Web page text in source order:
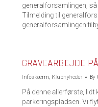
generalforsamlingen,
Tilmelding til
generalforsamlingen
GRAVEARBEJDE
Infoskærm, Klubnyheder By
På denne allerførste,
parkeringspladsen. Vi